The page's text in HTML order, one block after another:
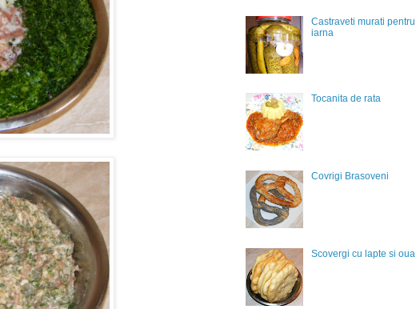
Castraveti murati pentru
iarna
Tocanita de rata
Covrigi Brasoveni
Scovergi cu lapte si oua